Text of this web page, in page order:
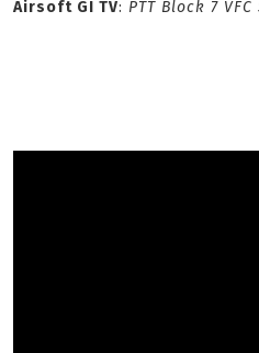
Airsoft GI TV: PTT Block 7 VFC